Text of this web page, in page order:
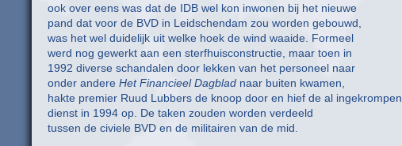
ook over eens was dat de IDB wel kon inwonen bij het nieuwe
pand dat voor de BVD in Leidschendam zou worden gebouwd,
was het wel duidelijk uit welke hoek de wind waaide. Formeel
werd nog gewerkt aan een sterfhuisconstructie, maar toen in
1992 diverse schandalen door lekken van het personeel naar
onder andere Het Financieel Dagblad naar buiten kwamen,
hakte premier Ruud Lubbers de knoop door en hief de al ingekrompen
dienst in 1994 op. De taken zouden worden verdeeld
tussen de civiele BVD en de militairen van de mid.